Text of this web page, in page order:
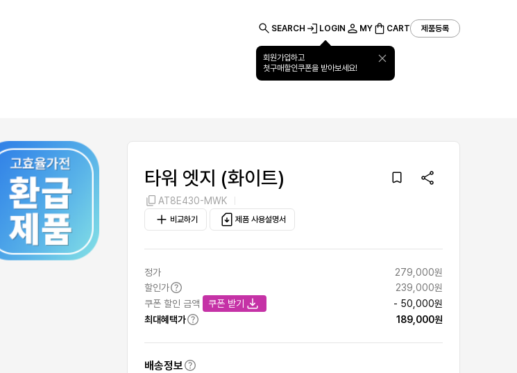
SEARCH LOGIN
회원가입하고
첫구매할인쿠폰을 받아보세요!
MY CART 제품등록
회사소개 고객지원 기업특판
타워 엣지 (화이트)
AT8E430-MWK
비교하기 제품 사용설명서
정가
279,000원
할인가
239,000원
쿠폰 할인 금액
쿠폰 받기
- 50,000원
최대혜택가
189,000원
배송정보